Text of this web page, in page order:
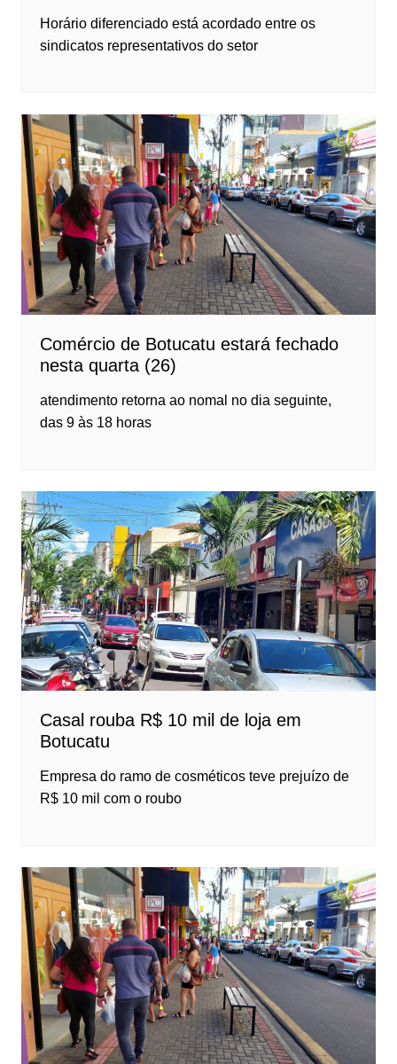
Horário diferenciado está acordado entre os
sindicatos representativos do setor
Comércio de Botucatu estará fechado
nesta quarta (26)
atendimento retorna ao nomal no dia seguinte,
das 9 às 18 horas
Casal rouba R$ 10 mil de loja em
Botucatu
Empresa do ramo de cosméticos teve prejuízo de
R$ 10 mil com o roubo